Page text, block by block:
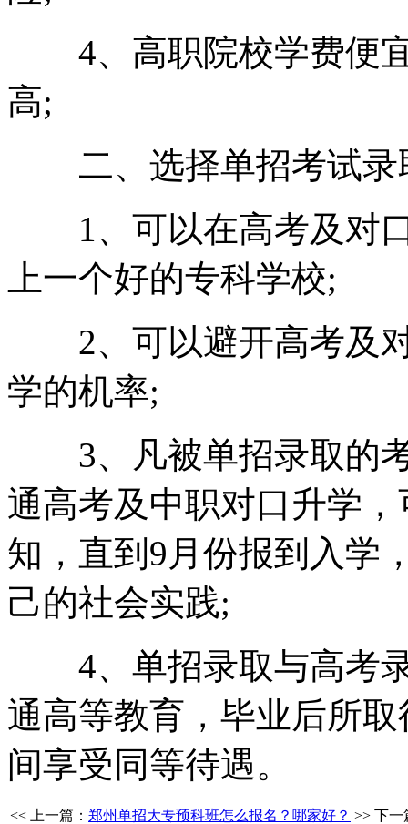
4、高职院校学费便宜
高;
二、选择单招考试录
1、可以在高考及对口
上一个好的专科学校;
2、可以避开高考及对
学的机率;
3、凡被单招录取的考
通高考及中职对口升学
知，直到9月份报到入学
己的社会实践;
4、单招录取与高考录
通高等教育，毕业后所
间享受同等待遇。
<< 上一篇： 郑州单招大专预科班怎么报名？哪家好？ >> 下一